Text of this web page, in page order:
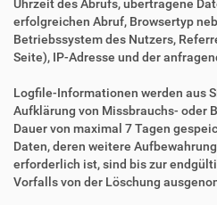
Uhrzeit des Abrufs, übertragene
erfolgreichen Abruf, Browsertyp
Betriebssystem des Nutzers,
Seite), IP-Adresse und der
Logfile-Informationen werden aus
Aufklärung von Missbrauchs- oder
Dauer von maximal 7 Tagen
Daten, deren weitere
erforderlich ist, sind bis zur
Vorfalls von der Löschung